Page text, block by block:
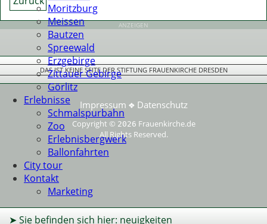
Moritzburg
Meissen
Bautzen
Spreewald
Erzgebirge
Zittauer Gebirge
Görlitz
Erlebnisse
Schmalspurbahn
Zoo
Erlebnisbergwerk
Ballonfahrten
City tour
Kontakt
Marketing
➤ Sie befinden sich hier: neuigkeiten
ANZEIGEN
DAS IST KEINE SEITE DER STIFTUNG FRAUENKIRCHE DRESDEN
Impressum ❖ Datenschutz
Copyright © 2026 Frauenkirche.de
All Rights Reserved.